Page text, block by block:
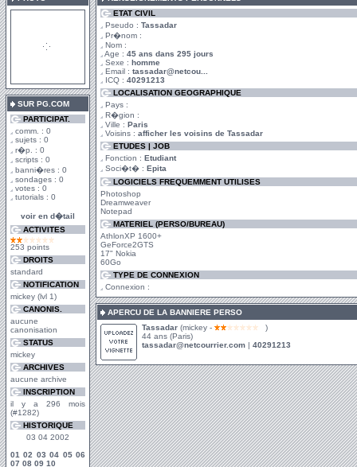
SUR PG.COM
PARTICIPAT.
comm. : 0
sujets : 0
r�p. : 0
scripts : 0
banni�res : 0
sondages : 0
votes : 0
tutorials : 0
voir en d�tail
ACTIVITES
253 points
DROITS
standard
NOTIFICATION
mickey (lvl 1)
CANONIS.
aucune
canonisation
STATUS
mickey
ARCHIVES
aucune archive
INSCRIPTION
il y a 296 mois
(#1282)
HISTORIQUE
03 04 2002
01 02 03 04 05 06
07 08 09 10
ETAT CIVIL
Pseudo : Tassadar
Pr�nom :
Nom :
Age : 45 ans dans 295 jours
Sexe : homme
Email : tassadar@netcou...
ICQ : 40291213
LOCALISATION GEOGRAPHIQUE
Pays :
R�gion :
Ville : Paris
Voisins : afficher les voisins de Tassadar
ETUDES | JOB
Fonction : Etudiant
Soci�t� : Epita
LOGICIELS FREQUEMMENT UTILISES
Photoshop
Dreamweaver
Notepad
MATERIEL (PERSO/BUREAU)
AthlonXP 1600+
GeForce2GTS
17" Nokia
60Go
TYPE DE CONNEXION
Connexion :
APERCU DE LA BANNIERE PERSO
Tassadar (mickey -
)
44 ans (Paris)
tassadar@netcourrier.com | 40291213